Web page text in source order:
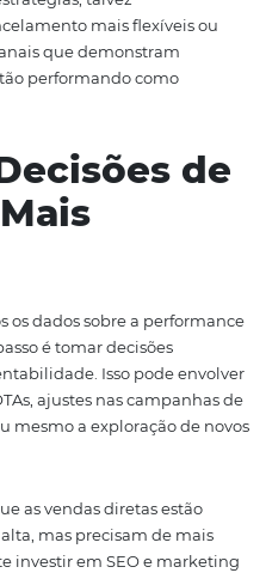
crucial para entender a
Taxas de
com a satisfação do
Portanto, é essencial
vindo.
você pode usar a
= (Número
maiores taxas de
por trás disso, como
reserva e até mesmo a
a cada canal. Isso envolve
gastando em cada canal,